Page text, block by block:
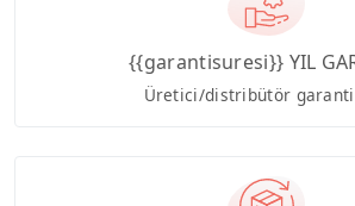
{{garantisuresi}} YIL
Üretici/distribütör